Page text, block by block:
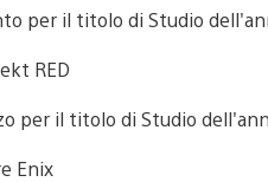
RED
Enix